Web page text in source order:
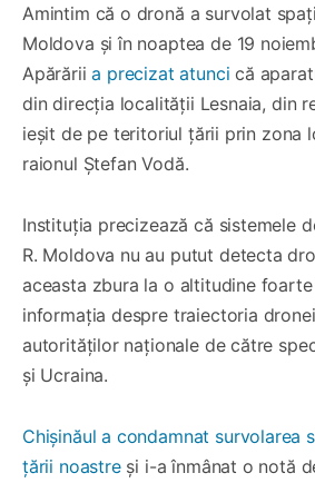
Amintim că o dronă a survolat
Moldova și în noaptea de 19
Apărării a precizat atuncică
din direcția localității Lesnaia, din
ieșit de pe teritoriul țării prin zona
raionul Ștefan Vodă.
Instituția precizează că sistemele
R. Moldova nu au putut detecta
aceasta zbura la o altitudine
informația despre traiectoria
autorităților naționale de către
și Ucraina.
Chișinăul a condamnat survolarea
țării noastreși i-a înmânat o notă